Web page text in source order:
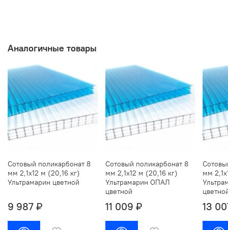
Аналогичные товары
Сотовый поликарбонат 8
мм 2,1х12 м (20,16 кг)
Ультрамарин цветной
9 987 ₽
Сотовый поликарбонат 8
мм 2,1х12 м (20,16 кг)
Ультрамарин ОПАЛ
цветной
11 009 ₽
мм
13